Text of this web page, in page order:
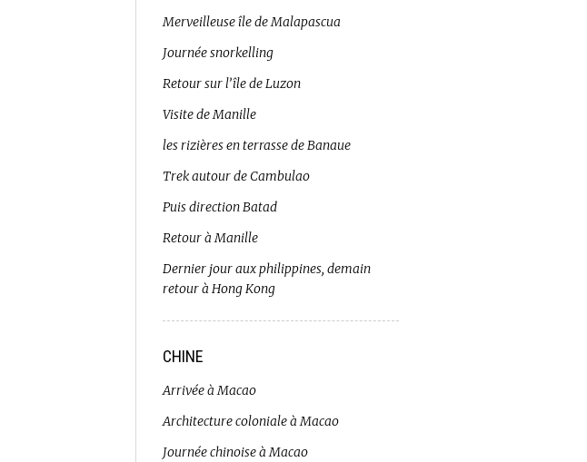
Merveilleuse île de Malapascua
Journée snorkelling
Retour sur l’île de Luzon
Visite de Manille
les rizières en terrasse de Banaue
Trek autour de Cambulao
Puis direction Batad
Retour à Manille
Dernier jour aux philippines, demain
retour à Hong Kong
CHINE
Arrivée à Macao
Architecture coloniale à Macao
Journée chinoise à Macao